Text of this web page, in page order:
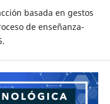
basada en gestos
de enseñanza-